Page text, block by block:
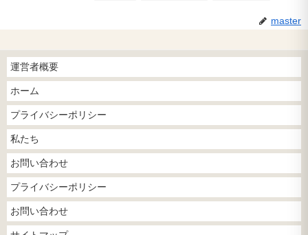
master
運営者概要
ホーム
プライバシーポリシー
私たち
お問い合わせ
プライバシーポリシー
お問い合わせ